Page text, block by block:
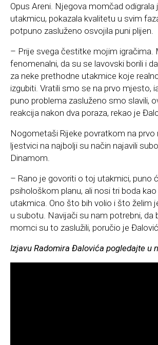
Opus Areni. Njegova momčad odigrala
utakmicu, pokazala kvalitetu u svim
potpuno zasluženo osvojila puni plijen.
– Prije svega čestitke mojim igračima.
fenomenalni, da su se lavovski borili i
za neke prethodne utakmice koje
izgubiti. Vratili smo se na prvo mjesto,
puno problema zasluženo smo slavili,
reakcija nakon dva poraza, rekao je
Nogometaši Rijeke povratkom na
ljestvici na najbolji su način najavili
Dinamom.
– Rano je govoriti o toj utakmici, puno
psihološkom planu, ali nosi tri boda
utakmica. Ono što bih volio i što želim
u subotu. Navijači su nam potrebni, da
momci su to zaslužili, poručio je
Izjavu Radomira Đalovića pogledajte u